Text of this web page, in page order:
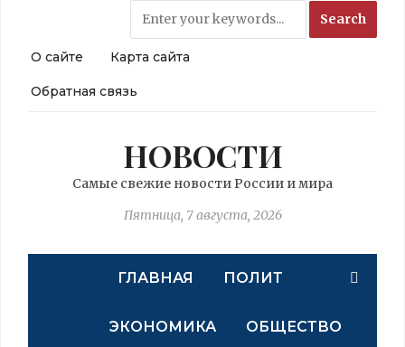
О сайте Карта сайта
Обратная связь
НОВОСТИ
Самые свежие новости России и мира
Пятница, 7 августа, 2026
ГЛАВНАЯ ПОЛИТ
ЭКОНОМИКА ОБЩЕСТВО